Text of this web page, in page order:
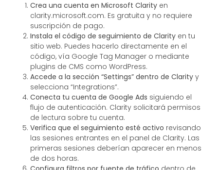
Crea una cuenta en Microsoft Clarity en
clarity.microsoft.com. Es gratuita y no requiere
suscripción de pago.
Instala el código de seguimiento de Clarity en tu
sitio web. Puedes hacerlo directamente en el
código, vía Google Tag Manager o mediante
plugins de CMS como WordPress.
Accede a la sección “Settings” dentro de Clarity y
selecciona “Integrations”.
Conecta tu cuenta de Google Ads siguiendo el
flujo de autenticación. Clarity solicitará permisos
de lectura sobre tu cuenta.
Verifica que el seguimiento esté activo revisando
las sesiones entrantes en el panel de Clarity. Las
primeras sesiones deberían aparecer en menos
de dos horas.